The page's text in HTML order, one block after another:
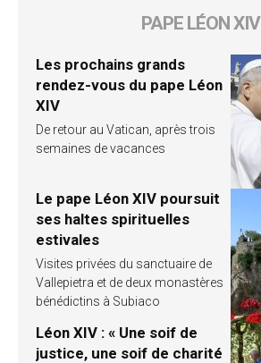
PAPE LÉON XIV
Les prochains grands
rendez-vous du pape Léon
XIV
De retour au Vatican, après trois
semaines de vacances
Le pape Léon XIV poursuit
ses haltes spirituelles
estivales
Visites privées du sanctuaire de
Vallepietra et de deux monastères
bénédictins à Subiaco
Léon XIV : « Une soif de
justice, une soif de charité